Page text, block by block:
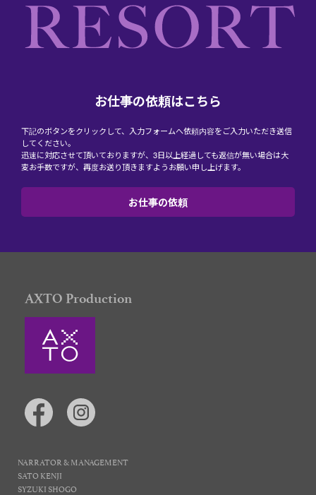
お仕事の依頼はこちら
下記のボタンをクリックして、入力フォームへ依頼内容をご入力いただき送信
してください。
迅速に対応させて頂いておりますが、3日以上経過しても返信が無い場合は大
変お手数ですが、再度お送り頂きますようお願い申し上げます。
お仕事の依頼
AXTO Production
NARRATOR & MANAGEMENT
SATO KENJI
SYZUKI SHOGO